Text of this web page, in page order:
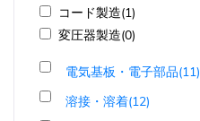
コード製造(1)
変圧器製造(0)
電気基板・電子部品(11)
溶接・溶着(12)